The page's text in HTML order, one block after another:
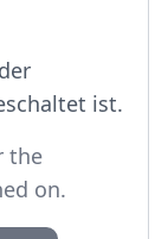
ist.
the
on.